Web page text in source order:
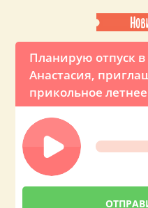
Планирую отпуск в
Анастасия,
прикольное
Путина